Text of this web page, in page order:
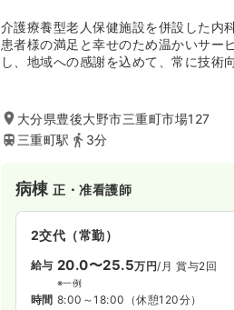
介護療養型老人保健施設を併設した内
患者様の満足と幸せのため温かいサー
し、地域への感謝を込めて、常に技術
大分県豊後大野市三重町市場127
三重町駅
3分
病棟正・准看護師
2交代（常勤）
給与 20.0〜25.5万円/月 賞与2回
※一例
時間 8:00～18:00 （休憩120分）